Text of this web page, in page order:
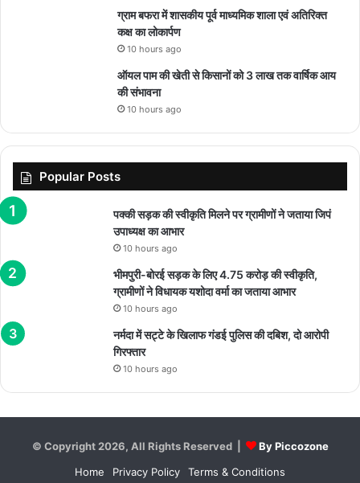
ग्राम बफरा में शासकीय पूर्व माध्यमिक शाला एवं अतिरिक्त
कक्ष का लोकार्पण
10 hours ago
ऑयल पाम की खेती से किसानों को 3 लाख तक वार्षिक आय
की संभावना
10 hours ago
Popular Posts
पक्की सड़क की स्वीकृति मिलने पर ग्रामीणों ने जताया जिपं
उपाध्यक्ष का आभार
10 hours ago
भीमपुरी-बोरई सड़क के लिए 4.75 करोड़ की स्वीकृति,
ग्रामीणों ने विधायक यशोदा वर्मा का जताया आभार
10 hours ago
नर्मदा में सट्टे के खिलाफ गंडई पुलिस की दबिश, दो आरोपी
गिरफ्तार
10 hours ago
© Copyright 2026, All Rights Reserved |
By Piccozone
Home
Privacy Policy Terms & Conditions